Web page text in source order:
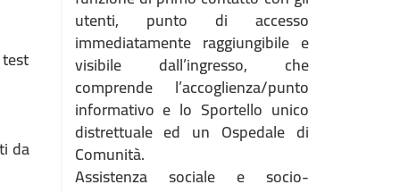
da
utenti, punto di accesso
immediatamente raggiungibile e
visibile dall’ingresso, che
comprende l’accoglienza/punto
informativo e lo Sportello unico
distrettuale ed un Ospedale di
Comunità.
Assistenza sociale e socio-